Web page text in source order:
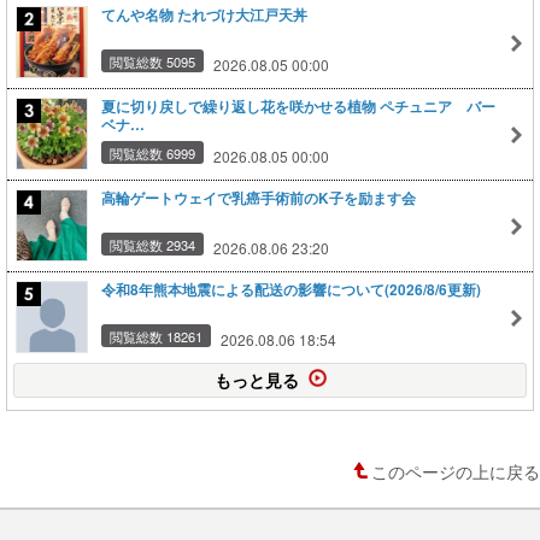
てんや名物 たれづけ大江戸天丼
閲覧総数 5095 2026.08.05 00:00
夏に切り戻しで繰り返し花を咲かせる植物 ペチュニア バー
ベナ…
閲覧総数 6999 2026.08.05 00:00
高輪ゲートウェイで乳癌手術前のK子を励ます会
閲覧総数 2934 2026.08.06 23:20
令和8年熊本地震による配送の影響について(2026/8/6更新)
閲覧総数 18261 2026.08.06 18:54
もっと見る
このページの上に戻る